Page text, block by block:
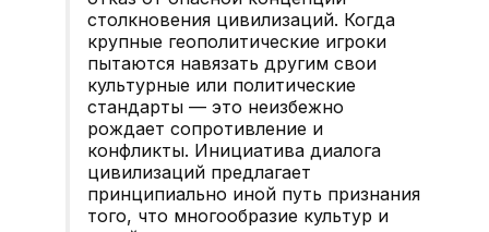
столкновения цивилизаций. Когда
крупные геополитические игроки
пытаются навязать другим свои
культурные или политические
стандарты — это неизбежно
рождает сопротивление и
конфликты. Инициатива диалога
цивилизаций предлагает
принципиально иной путь признания
того, что многообразие культур и